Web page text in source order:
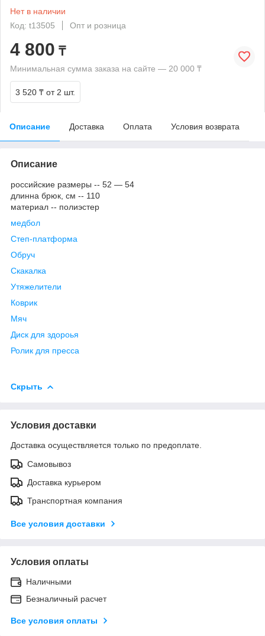
Нет в наличии
Код: t13505
Опт и розница
4 800 ₸
Минимальная сумма заказа на сайте — 20 000 ₸
3 520 ₸ от 2 шт.
Описание Доставка Оплата Условия возврата
Описание
российские размеры -- 52 ― 54
длинна брюк, см -- 110
материал -- полиэстер
медбол
Степ-платформа
Обруч
Скакалка
Утяжелители
Коврик
Мяч
Диск для здороья
Ролик для пресса
Скрыть
Условия доставки
Доставка осуществляется только по предоплате.
Самовывоз
Доставка курьером
Транспортная компания
Все условия доставки
Условия оплаты
Наличными
Безналичный расчет
Все условия оплаты